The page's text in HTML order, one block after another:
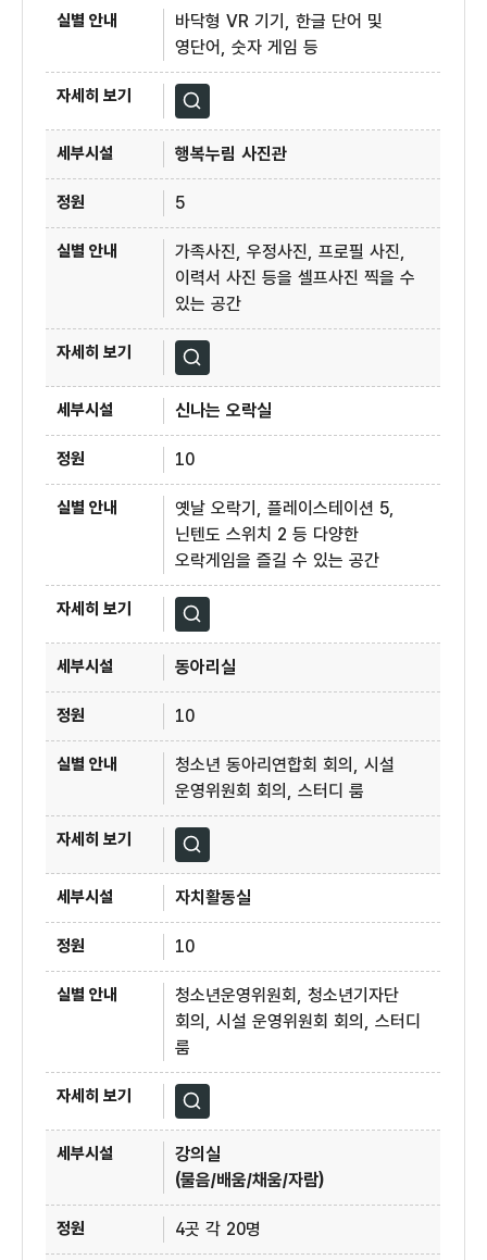
바닥형 VR 기기, 한글 단어 및
영단어, 숫자 게임 등
자세히보기
행복누림 사진관
5
가족사진, 우정사진, 프로필 사진,
이력서 사진 등을 셀프사진 찍을 수
있는 공간
자세히보기
신나는 오락실
10
옛날 오락기, 플레이스테이션 5,
닌텐도 스위치 2 등 다양한
오락게임을 즐길 수 있는 공간
자세히보기
동아리실
10
청소년 동아리연합회 회의, 시설
운영위원회 회의, 스터디 룸
자세히보기
자치활동실
10
청소년운영위원회, 청소년기자단
회의, 시설 운영위원회 회의, 스터디
룸
자세히보기
강의실
(물음/배움/채움/자람)
4곳 각 20명